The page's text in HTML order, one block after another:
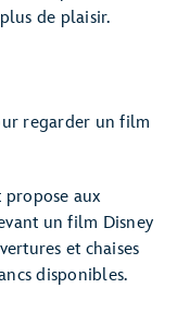
de plaisir.
regarder un film
propose aux
un film Disney
et chaises
disponibles.